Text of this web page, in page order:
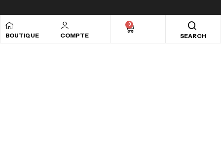
BOUTIQUE COMPTE
0
SEARCH